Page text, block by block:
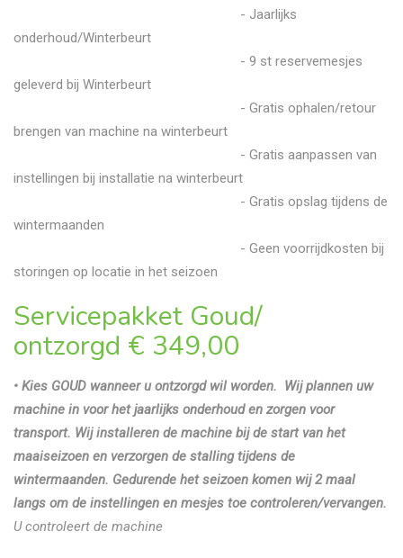
- Jaarlijks
onderhoud/Winterbeurt
- 9 st reservemesjes
geleverd bij Winterbeurt
- Gratis ophalen/retour
brengen van machine na winterbeurt
- Gratis aanpassen van
instellingen bij installatie na winterbeurt
- Gratis opslag tijdens de
wintermaanden
- Geen voorrijdkosten bij
storingen op locatie in het seizoen
Servicepakket Goud/
ontzorgd € 349,00
• Kies GOUD wanneer u ontzorgd wil worden. Wij plannen uw
machine in voor het jaarlijks onderhoud en zorgen voor
transport. Wij installeren de machine bij de start van het
maaiseizoen en verzorgen de stalling tijdens de
wintermaanden. Gedurende het seizoen komen wij 2 maal
langs om de instellingen en mesjes toe controleren/vervangen.
U controleert de machine